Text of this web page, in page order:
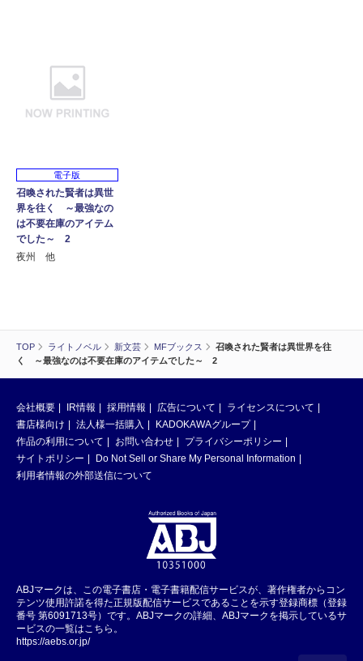
TOP ライトノベル 新文芸 MFブックス
召喚された賢者は異世界を往
く ～最強なのは不要在庫のアイテムでした～ 2
電子版
召喚された賢者は異世
界を往く ～最強なの
は不要在庫のアイテム
でした～ 2
夜州 他
会社概要 IR情報 採用情報 広告について
ライセンスについて
書店様向け
法人様一括購入
KADOKAWAグループ
作品の利用について
お問い合わせ
プライバシーポリシー
サイトポリシー
Do Not Sell or Share My Personal Information
利用者情報の外部送信について
ABJマークは、この電子書店・電子書籍配信サービスが、著作権者からコン
テンツ使用許諾を得た正規版配信サービスであることを示す登録商標（登録
番号 第6091713号）です。ABJマークの詳細、ABJマークを掲示しているサ
ービスの一覧はこちら。
https://aebs.or.jp/